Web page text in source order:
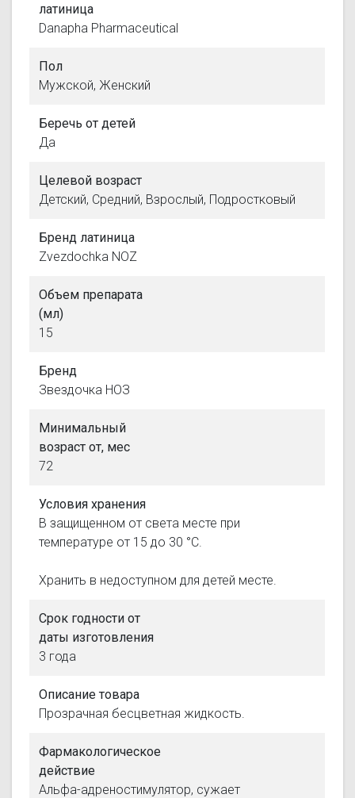
латиница
Danapha Pharmaceutical
Пол
Мужской, Женский
Беречь от детей
Да
Целевой возраст
Детский, Средний, Взрослый, Подростковый
Бренд латиница
Zvezdochka NOZ
Объем препарата
(мл)
15
Бренд
Звездочка НОЗ
Минимальный
возраст от, мес
72
Условия хранения
В защищенном от света месте при
температуре от 15 до 30 °С.
Хранить в недоступном для детей месте.
Срок годности от
даты изготовления
3 года
Описание товара
Прозрачная бесцветная жидкость.
Фармакологическое
действие
Альфа-адреностимулятор, сужает